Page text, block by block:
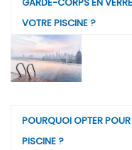
VOTRE PISCINE ?
POURQUOI OPTER POUR
PISCINE ?